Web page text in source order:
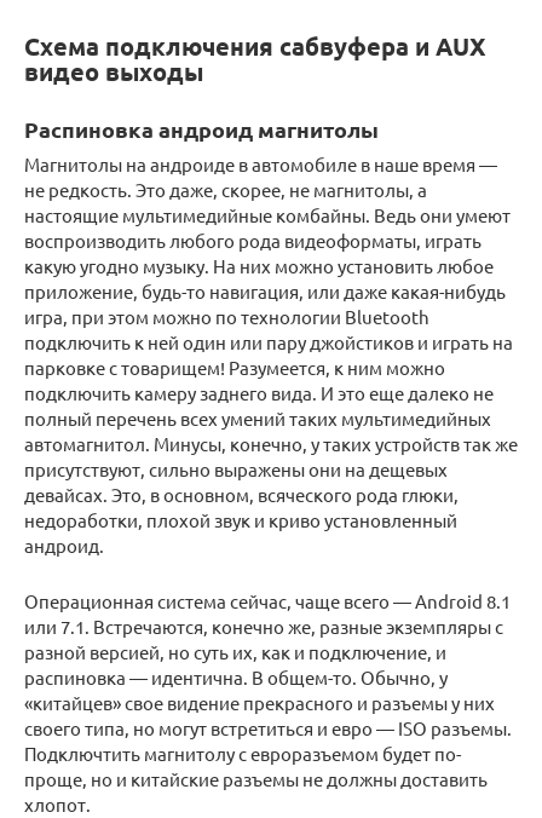
Схема подключения cабвуфера и AUX
видео выходы
Распиновка андроид магнитолы
Магнитолы на андроиде в автомобиле в наше время —
не редкость. Это даже, скорее, не магнитолы, а
настоящие мультимедийные комбайны. Ведь они умеют
воспроизводить любого рода видеоформаты, играть
какую угодно музыку. На них можно установить любое
приложение, будь-то навигация, или даже какая-нибудь
игра, при этом можно по технологии Bluetooth
подключить к ней один или пару джойстиков и играть на
парковке с товарищем! Разумеется, к ним можно
подключить камеру заднего вида. И это еще далеко не
полный перечень всех умений таких мультимедийных
автомагнитол. Минусы, конечно, у таких устройств так же
присутствуют, сильно выражены они на дещевых
девайсах. Это, в основном, всяческого рода глюки,
недоработки, плохой звук и криво установленный
андроид.
Операционная система сейчас, чаще всего — Android 8.1
или 7.1. Встречаются, конечно же, разные экземпляры с
разной версией, но суть их, как и подключение, и
распиновка — идентична. В общем-то. Обычно, у
«китайцев» свое видение прекрасного и разъемы у них
своего типа, но могут встретиться и евро — ISO разъемы.
Подключтить магнитолу с евроразъемом будет по-
проще, но и китайские разъемы не должны доставить
хлопот.